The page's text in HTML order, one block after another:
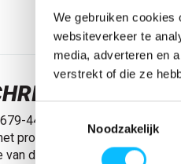
We gebruiken cookies
websiteverkeer te
media, adverteren en
verstrekt of die ze
Noodzakelijk
442 Broek met
product zijn voorzien van
van de lichtgewicht